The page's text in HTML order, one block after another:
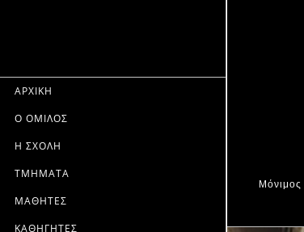
ΑΡΧΙΚΗ
Ο ΟΜΙΛΟΣ
Η ΣΧΟΛΗ
ΤΜΗΜΑΤΑ
ΜΑΘΗΤΕΣ
ΚΑΘΗΓΗΤΕΣ